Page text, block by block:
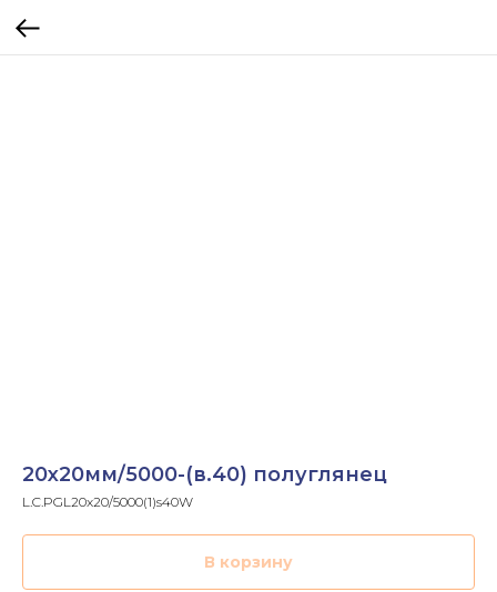
20х20мм/5000-(в.40) полуглянец
L.C.PGL20x20/5000(1)s40W
В корзину